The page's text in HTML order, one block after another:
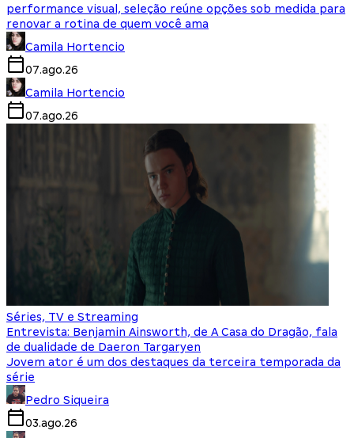
performance visual, seleção reúne opções sob medida para
renovar a rotina de quem você ama
Camila Hortencio
07.ago.26
Camila Hortencio
07.ago.26
Séries, TV e Streaming
Entrevista: Benjamin Ainsworth, de A Casa do Dragão, fala
de dualidade de Daeron Targaryen
Jovem ator é um dos destaques da terceira temporada da
série
Pedro Siqueira
03.ago.26